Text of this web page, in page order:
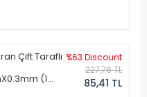
Çift Taraflı
(1
%63 Discount
227,76 TL
85,41 TL